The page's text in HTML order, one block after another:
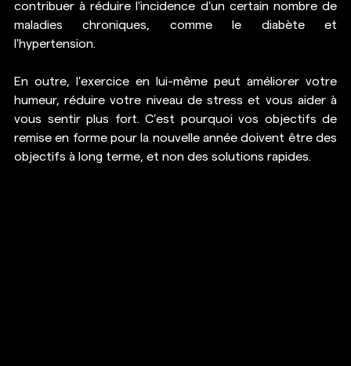
contribuer à réduire l'incidence d'un certain nombre de
maladies chroniques, comme le diabète et
l'hypertension.
En outre, l'exercice en lui-même peut améliorer votre
humeur, réduire votre niveau de stress et vous aider à
vous sentir plus fort. C'est pourquoi vos objectifs de
remise en forme pour la nouvelle année doivent être des
objectifs à long terme, et non des solutions rapides.